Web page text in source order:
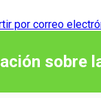
por correo
sobre